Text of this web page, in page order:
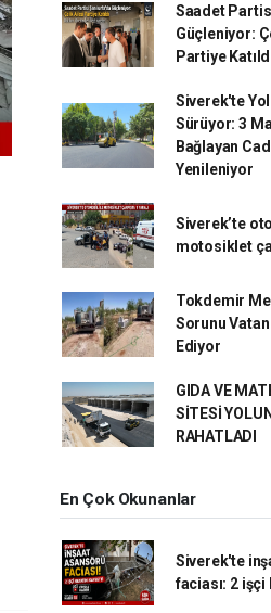
Saadet
Güçleniyor:
Partiye
Siverek'te Yol
Sürüyor: 3
Bağlayan
Yenileniyor
Siverek’te
motosiklet
Tokdemir
Sorunu
Ediyor
GIDA VE
SİTESİ
RAHATLADI
En Çok Okunanlar
Siverek'te
faciası: 2 işçi